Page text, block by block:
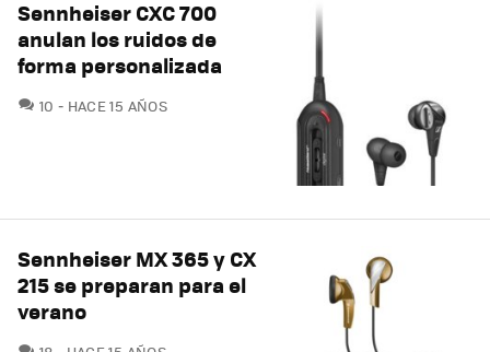
Sennheiser CXC 700
anulan los ruidos de
forma personalizada
10 COMENTARIOS
HACE 15 AÑOS
Sennheiser MX 365 y CX
215 se preparan para el
verano